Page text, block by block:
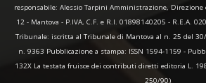
responsabile: Alessio Tarpini Amministrazione, Direzione
12 - Mantova - P.IVA, C.F. e R.I. 01898140205 - R.E.A.
Tribunale: iscritta al Tribunale di Mantova al n. 25 del
n. 9363 Pubblicazione a stampa: ISSN 1594-1159 -
132X La testata fruisce dei contributi diretti editoria L.
250/90)